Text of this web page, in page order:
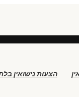
הצעות נישואין